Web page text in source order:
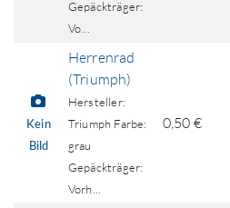
Gepäckträger:
Vo...
Kein
Bild
Herrenrad
(Triumph)
Hersteller:
Triumph Farbe:
grau
Gepäckträger:
Vorh...
0,50 €